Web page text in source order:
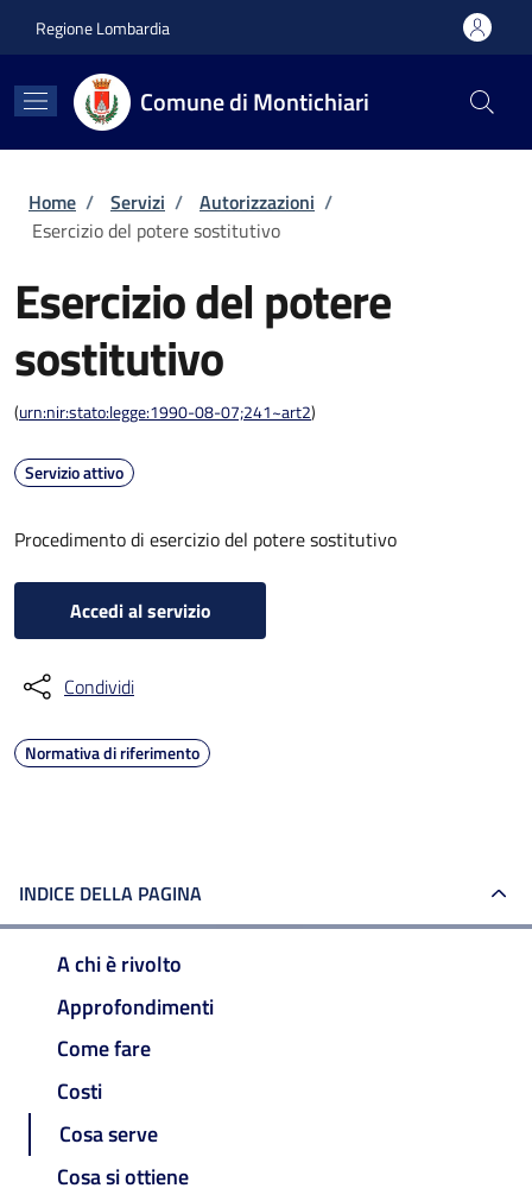
Regione Lombardia
Comune di Montichiari
Briciole di pane
Home / Servizi / Autorizzazioni /
Esercizio del potere sostitutivo
Esercizio del potere
sostitutivo
(urn:nir:stato:legge:1990-08-07;241~art2)
Servizio attivo
Procedimento di esercizio del potere sostitutivo
Accedi al servizio
Condividi
Normativa di riferimento
INDICE DELLA PAGINA
A chi è rivolto
Approfondimenti
Come fare
Costi
Cosa serve
Cosa si ottiene